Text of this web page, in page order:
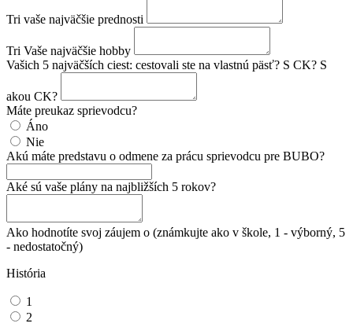
Tri vaše najväčšie prednosti
Tri Vaše najväčšie hobby
Vašich 5 najväčších ciest: cestovali ste na vlastnú päsť? S CK? S
akou CK?
Máte preukaz sprievodcu?
Áno
Nie
Akú máte predstavu o odmene za prácu sprievodcu pre BUBO?
Aké sú vaše plány na najbližších 5 rokov?
Ako hodnotíte svoj záujem o (známkujte ako v škole, 1 - výborný, 5
- nedostatočný)
História
1
2